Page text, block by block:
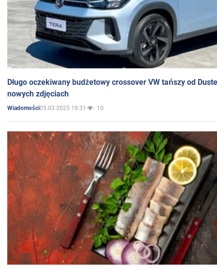
Długo oczekiwany budżetowy crossover VW tańszy od
nowych zdjęciach
Wiadomości05.03.2025 19:31 10